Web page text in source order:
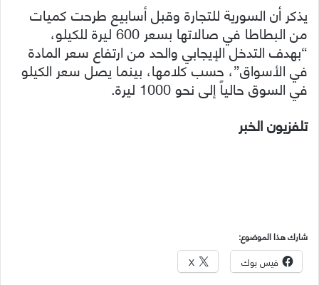
يذكر أن السورية للتجارة وقبل أسابيع طرحت كميات
من البطاطا في صالاتها بسعر 600 ليرة للكيلو،
“بهدف التدخل الإيجابي والحد من ارتفاع سعر المادة
في الأسواق”، حسب كلامها، بينما يصل سعر الكيلو
في السوق حالياً إلى نحو 1000 ليرة.
تلفزيون الخبر
شارك هذا الموضوع:
فيس بوك X